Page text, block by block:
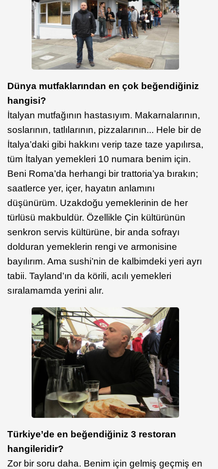
Dünya mutfaklarından en çok beğendiğiniz
hangisi?
İtalyan mutfağının hastasıyım. Makarnalarının,
soslarının, tatlılarının, pizzalarının... Hele bir de
İtalya’daki gibi hakkını verip taze taze yapılırsa,
tüm İtalyan yemekleri 10 numara benim için.
Beni Roma’da herhangi bir trattoria’ya bırakın;
saatlerce yer, içer, hayatın anlamını
düşünürüm. Uzakdoğu yemeklerinin de her
türlüsü makbuldür. Özellikle Çin kültürünün
senkron servis kültürüne, bir anda sofrayı
dolduran yemeklerin rengi ve armonisine
bayılırım. Ama sushi’nin de kalbimdeki yeri ayrı
tabii. Tayland’ın da körili, acılı yemekleri
sıralamamda yerini alır.
Türkiye’de en beğendiğiniz 3 restoran
hangileridir?
Zor bir soru daha. Benim için gelmiş geçmiş en